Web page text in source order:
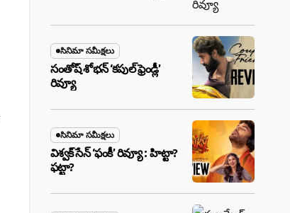
సినిమా సమీక్షలు
సంతోష్ శోభన్ ‘కపుల్ ఫ్రెండ్లీ’
రివ్యూ
సినిమా సమీక్షలు
విశ్వక్ సేన్ ‘ఫంకీ’ రివ్యూ : హిట్టా?
ఫట్టా?